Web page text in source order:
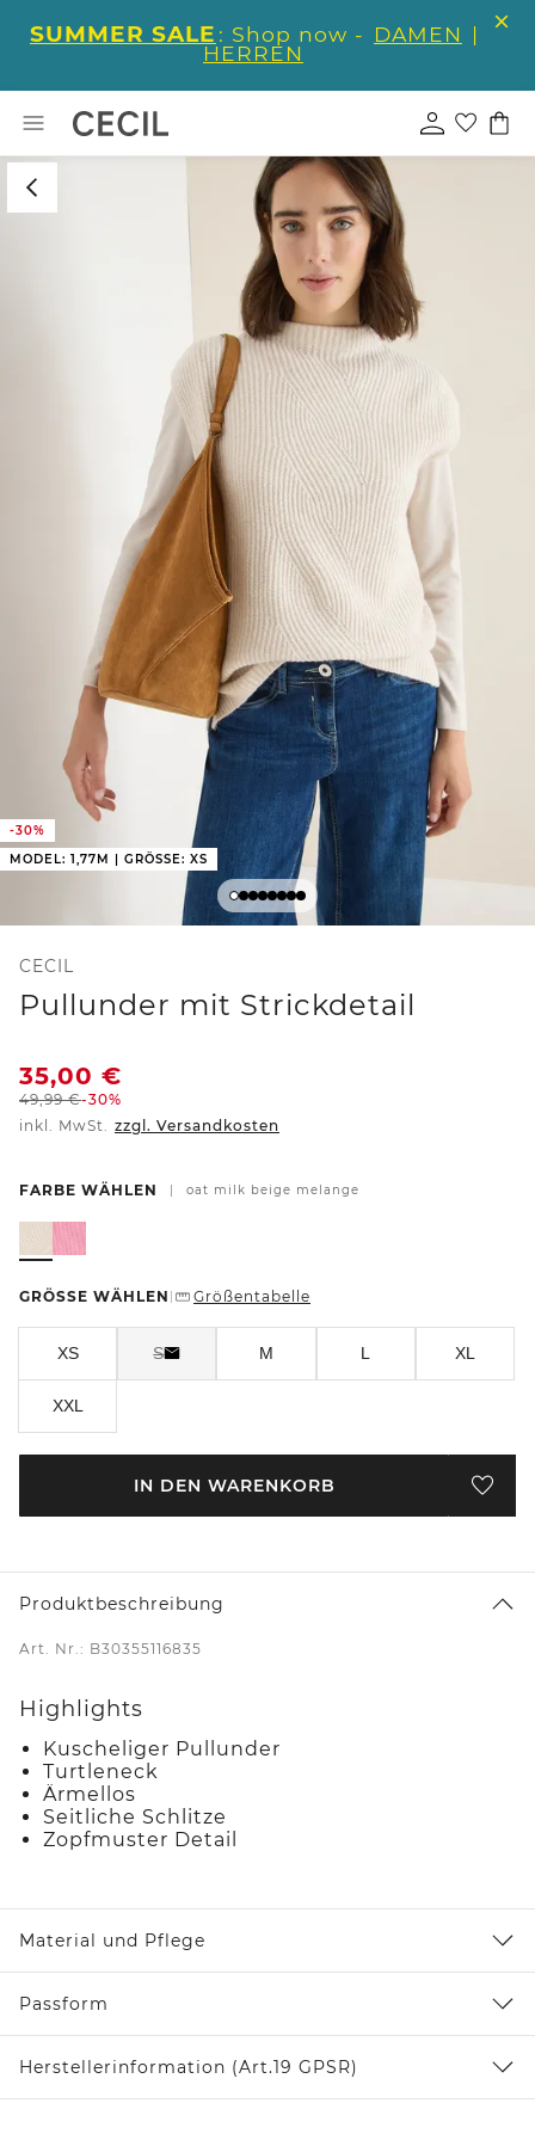
SUMMER SALE : Shop now - DAMEN |
HERREN
-30%
MODEL: 1,77M | GRÖSSE: XS
CECIL
Pullunder mit Strickdetail
35,00 €
49,99€-30%
inkl. MwSt. zzgl. Versandkosten
FARBE WÄHLEN oat milk beige melange
GRÖSSE WÄHLEN Größentabelle
XS S M L XL
XXL
IN DEN WARENKORB
Produktbeschreibung
Art. Nr.: B30355116835
Highlights
Kuscheliger Pullunder
Turtleneck
Ärmellos
Seitliche Schlitze
Zopfmuster Detail
Material und Pflege
Passform
Herstellerinformation (Art.19 GPSR)